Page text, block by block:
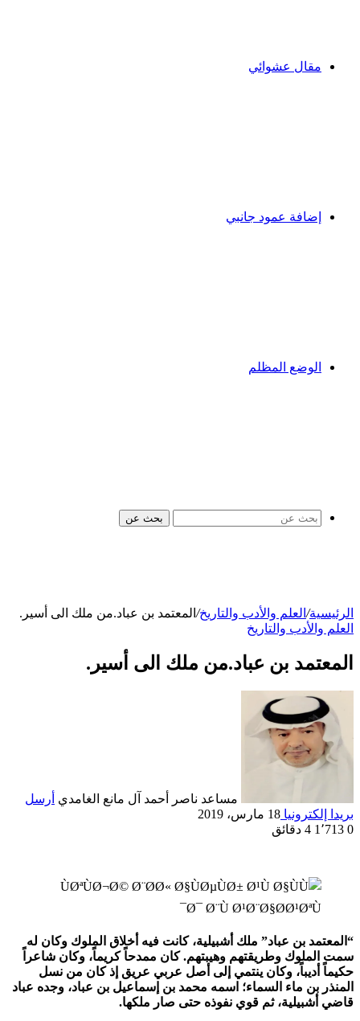
مقال عشوائي
إضافة عمود جانبي
الوضع المظلم
بحث عن
الرئيسية/ العلم والأدب والتاريخ/ المعتمد بن عباد.من ملك الى أسير.
العلم والأدب والتاريخ
المعتمد بن عباد.من ملك الى أسير.
مساعد ناصر أحمد آل مانع الغامدي أرسل
بريدا إلكترونيا 18 مارس، 2019
0
4 دقائق
“المعتمد بن عباد” ملك أشبيلية، كانت فيه أخلاق الملوك وكان له
سمت الملوك وطريقتهم وهيبتهم. كان ممدحاً كريماً، وكان شاعراً
حكيماً أديباً، وكان ينتمي إلى أصل عربي عريق إذ كان من نسل
المنذر بن ماء السماء؛ اسمه محمد بن إسماعيل بن عباد، وجده عباد
قاضي أشبيلية، ثم قوي نفوذه حتى صار ملكها.